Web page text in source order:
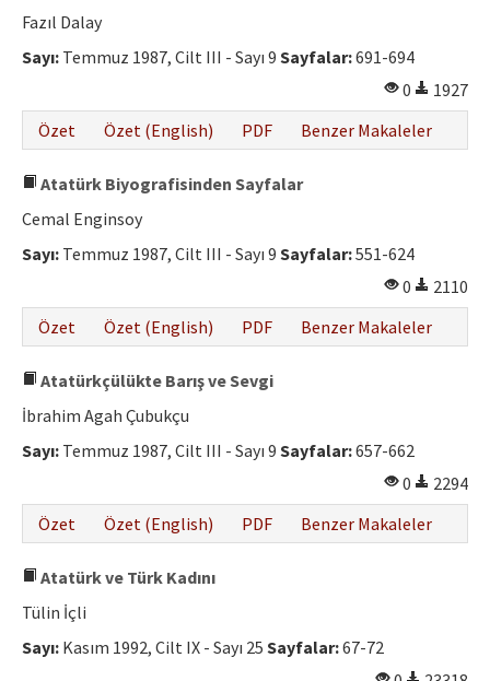
Fazıl Dalay
Sayı: Temmuz 1987, Cilt III - Sayı 9 Sayfalar:691-694
0
1927
Özet
Özet (English) PDF Benzer Makaleler
Atatürk Biyografisinden Sayfalar
Cemal Enginsoy
Sayı: Temmuz 1987, Cilt III - Sayı 9 Sayfalar:551-624
0
2110
Özet
Özet (English) PDF Benzer Makaleler
Atatürkçülükte Barış ve Sevgi
İbrahim Agah Çubukçu
Sayı: Temmuz 1987, Cilt III - Sayı 9 Sayfalar:657-662
0
2294
Özet
Özet (English) PDF Benzer Makaleler
Atatürk ve Türk Kadını
Tülin İçli
Sayı: Kasım 1992, Cilt IX - Sayı 25 Sayfalar:67-72